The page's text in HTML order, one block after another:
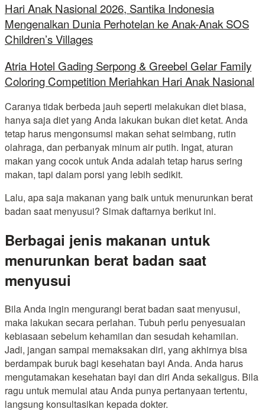
Hari Anak Nasional 2026, Santika Indonesia
Mengenalkan Dunia Perhotelan ke Anak-Anak SOS
Children’s Villages
Atria Hotel Gading Serpong & Greebel Gelar Family
Coloring Competition Meriahkan Hari Anak Nasional
Caranya tidak berbeda jauh seperti melakukan diet biasa,
hanya saja diet yang Anda lakukan bukan diet ketat. Anda
tetap harus mengonsumsi makan sehat seimbang, rutin
olahraga, dan perbanyak minum air putih. Ingat, aturan
makan yang cocok untuk Anda adalah tetap harus sering
makan, tapi dalam porsi yang lebih sedikit.
Lalu, apa saja makanan yang baik untuk menurunkan berat
badan saat menyusui? Simak daftarnya berikut ini.
Berbagai jenis makanan untuk
menurunkan berat badan saat
menyusui
Bila Anda ingin mengurangi berat badan saat menyusui,
maka lakukan secara perlahan. Tubuh perlu penyesuaian
kebiasaan sebelum kehamilan dan sesudah kehamilan.
Jadi, jangan sampai memaksakan diri, yang akhirnya bisa
berdampak buruk bagi kesehatan bayi Anda. Anda harus
mengutamakan kesehatan bayi dan diri Anda sekaligus. Bila
ragu untuk memulai atau Anda punya pertanyaan tertentu,
langsung konsultasikan kepada dokter.